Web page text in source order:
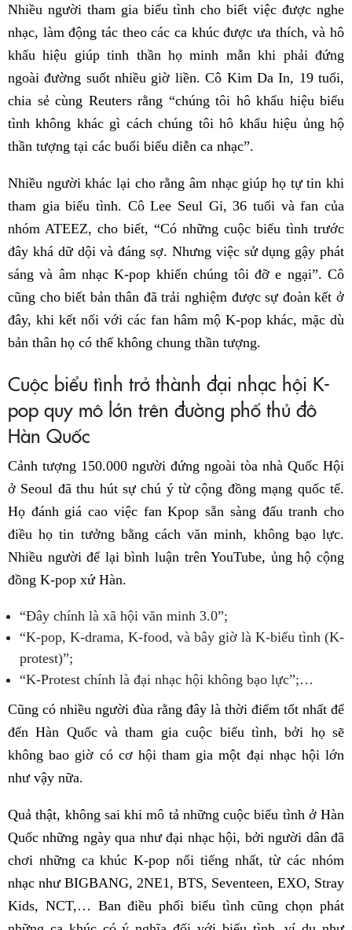
Nhiều người tham gia biểu tình cho biết việc được nghe
nhạc, làm động tác theo các ca khúc được ưa thích, và hô
khẩu hiệu giúp tinh thần họ minh mẫn khi phải đứng
ngoài đường suốt nhiều giờ liền.Cô Kim Da In, 19 tuổi,
chia sẻ cùng Reuters rằng “chúng tôi hô khẩu hiệu biểu
tình không khác gì cách chúng tôi hô khẩu hiệu ủng hộ
thần tượng tại các buổi biểu diễn ca nhạc”.
Nhiều người khác lại cho rằng âm nhạc giúp họ tự tin khi
tham gia biểu tình. Cô Lee Seul Gi, 36 tuổi và fan của
nhóm ATEEZ, cho biết, “Có những cuộc biểu tình trước
đây khá dữ dội và đáng sợ. Nhưng việc sử dụng gậy phát
sáng và âm nhạc K-pop khiến chúng tôi đỡ e ngại”. Cô
cũng cho biết bản thân đã trải nghiệm được sự đoàn kết ở
đây, khi kết nối với các fan hâm mộ K-pop khác, mặc dù
bản thân họ có thể không chung thần tượng.
Cuộc biểu tình trở thành đại nhạc hội K-
pop quy mô lớn trên đường phố thủ đô
Hàn Quốc
Cảnh tượng 150.000 người đứng ngoài tòa nhà Quốc Hội
ở Seoul đã thu hút sự chú ý từ cộng đồng mạng quốc tế.
Họ đánh giá cao việc fan Kpop sẵn sàng đấu tranh cho
điều họ tin tưởng bằng cách văn minh, không bạo lực.
Nhiều người để lại bình luận trên YouTube, ủng hộ cộng
đồng K-pop xứ Hàn.
“Đây chính là xã hội văn minh 3.0”;
“K-pop, K-drama, K-food, và bây giờ là K-biểu tình (K-
protest)”;
“K-Protest chính là đại nhạc hội không bạo lực”;…
Cũng có nhiều người đùa rằng đây là thời điểm tốt nhất để
đến Hàn Quốc và tham gia cuộc biểu tình, bởi họ sẽ
không bao giờ có cơ hội tham gia một đại nhạc hội lớn
như vậy nữa.
Quả thật, không sai khi mô tả những cuộc biểu tình ở Hàn
Quốc những ngày qua như đại nhạc hội, bởi người dân đã
chơi những ca khúc K-pop nổi tiếng nhất, từ các nhóm
nhạc như BIGBANG, 2NE1, BTS, Seventeen, EXO, Stray
Kids, NCT,… Ban điều phối biểu tình cũng chọn phát